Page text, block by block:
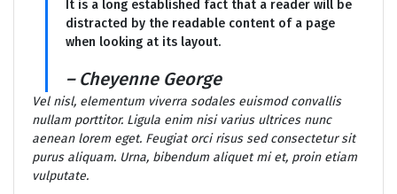
It is a long established fact that a reader will be
distracted by the readable content of a page
when looking at its layout.
– Cheyenne George
Vel nisl, elementum viverra sodales euismod convallis
nullam porttitor. Ligula enim nisi varius ultrices nunc
aenean lorem eget. Feugiat orci risus sed consectetur sit
purus aliquam. Urna, bibendum aliquet mi et, proin etiam
vulputate.